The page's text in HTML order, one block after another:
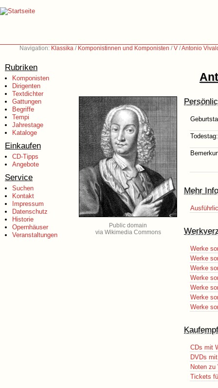
Navigation: Klassika / Komponistinnen und Komponisten /V /Antonio
Rubriken
Komponisten
Dirigenten
Textdichter
Gattungen
Begriffe
Tempi
Jahrestage
Kataloge
Einkaufen
CD-Tipps
Angebote
Service
Suchen
Kontakt
Impressum
Datenschutz
Historie
Opernhäuser
Veranstaltungen
Public domain
via Wikimedia Commons
Todestag:
Mehr
Werke
Werke
Werke
Werke
Werke
Werke
Werke
CDs mit
DVDs
Noten zu
Tickets